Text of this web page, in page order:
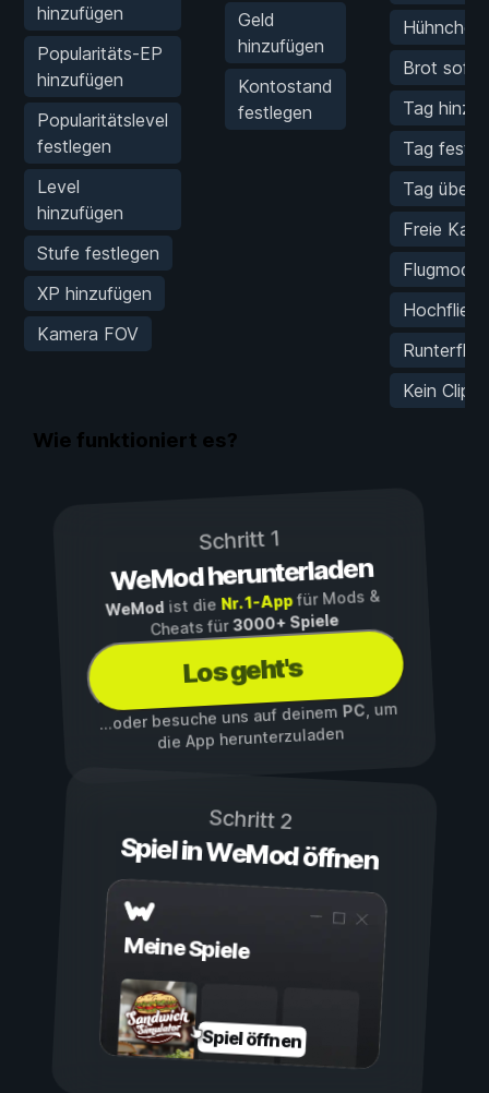
hinzufügen
Popularitäts-EP
hinzufügen
Popularitätslevel
festlegen
Level
hinzufügen
Stufe festlegen
XP hinzufügen
Kamera FOV
Geld
hinzufügen
Kontostand
festlegen
Brot
Tag
Tag
Tag
Freie
Flugmodus
Kein Clip
Wie funktioniert es?
Schritt 1
WeMod herunterladen
WeMod ist die Nr. 1-Appfür Mods &
Cheats für3000+ Spiele
Los geht's
...oder besuche uns auf deinemPC, um
die App herunterzuladen
Schritt 2
Spiel in WeMod öffnen
Meine Spiele
Spiel öffnen